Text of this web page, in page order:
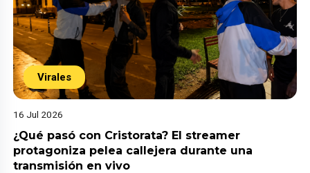
Virales
16 Jul 2026
¿Qué pasó con Cristorata? El streamer
protagoniza pelea callejera durante una
transmisión en vivo